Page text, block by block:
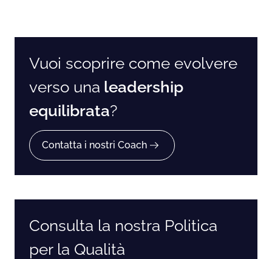
Vuoi scoprire come evolvere
verso una leadership
equilibrata?
Contatta i nostri Coach
Consulta la nostra Politica
per la Qualità